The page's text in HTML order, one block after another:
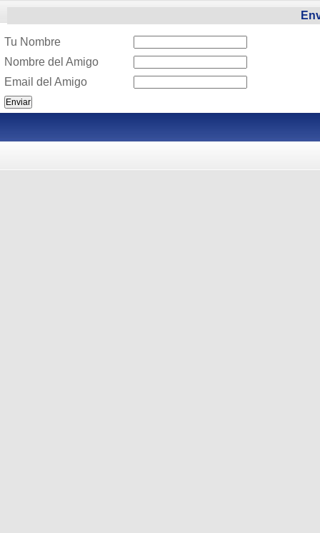
Tu Nombre
Nombre del Amigo
Email del Amigo